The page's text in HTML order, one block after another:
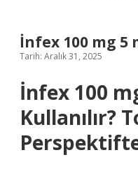
İnfex 100 mg 5
Tarih: Aralık 31, 2025
İnfex 100
Kullanılır?